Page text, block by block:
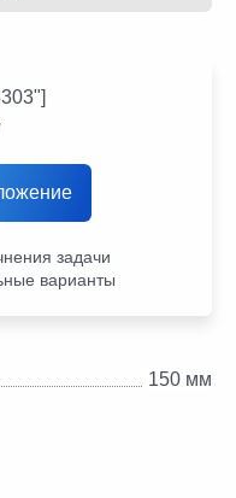
задачи
варианты
150 мм